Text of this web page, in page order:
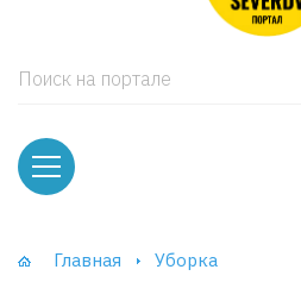
Поиск на портале
Главная Уборка
и тумбы